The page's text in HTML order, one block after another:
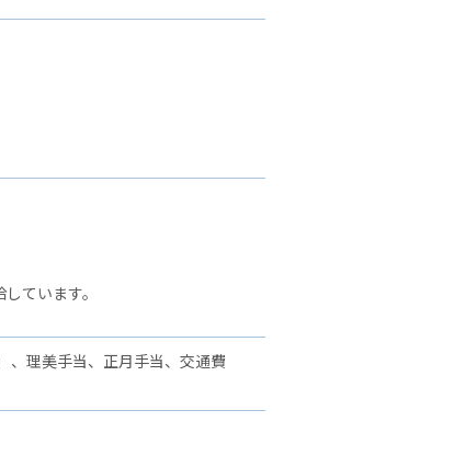
ています。
、理美手当、正月手当、交通費